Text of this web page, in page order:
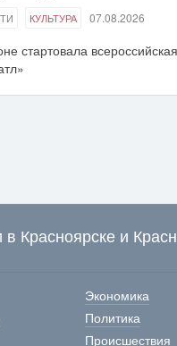
КУЛЬТУРА 07.08.2026
стартовала
в Красноярске и
Экономика
Политика
Происшествия